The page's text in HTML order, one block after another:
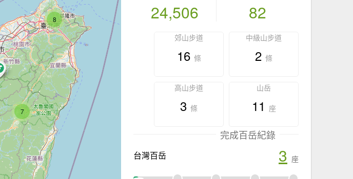
7
8 24,506 82
郊山步道
16 條
中級山步道
2 條
高山步道
3 條
山岳
11 座
完成百岳紀錄
台灣百岳 3 座